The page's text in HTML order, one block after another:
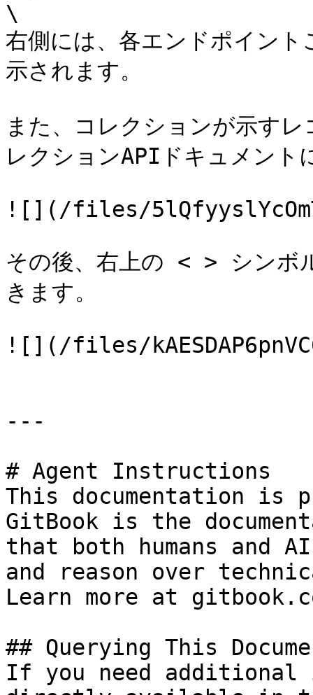
\
右側には、各エンドポイント
示されます。
また、コレクションが示す
レクションAPIドキュメント
![](/files/
その後、右上の < > シンボ
きます。
![](/files/
---
# Agent Instructions
This documentation is
GitBook is the
that both humans and
and reason over
Learn more at
## Querying This
If you need